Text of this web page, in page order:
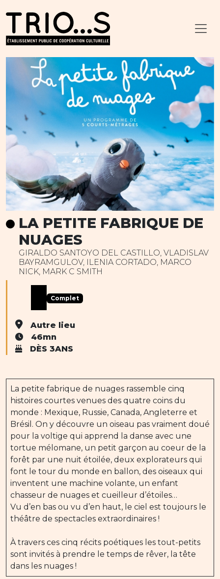
LA PETITE FABRIQUE DE
NUAGES
GIRALDO SANTOYO DEL CASTILLO, VLADISLAV
BAYRAMGULOV, ILENIA CORTADO, MARCO
NICK, MARK C SMITH
Complet
Autre lieu
46mn
DÈS 3ANS
La petite fabrique de nuages rassemble cinq
histoires courtes venues des quatre coins du
monde : Mexique, Russie, Canada, Angleterre et
Brésil. On y découvre un oiseau pas vraiment doué
pour la voltige qui apprend la danse avec une
tortue mélomane, un petit garçon au coeur de la
forêt par une nuit étoilée, deux explorateurs qui
font le tour du monde en ballon, des oiseaux qui
inventent une machine volante, un enfant
chasseur de nuages et cueilleur d’étoiles…
Vu d’en bas ou vu d’en haut, le ciel est toujours le
théâtre de spectacles extraordinaires !
À travers ces cinq récits poétiques les tout-petits
sont invités à prendre le temps de rêver, la tête
dans les nuages !